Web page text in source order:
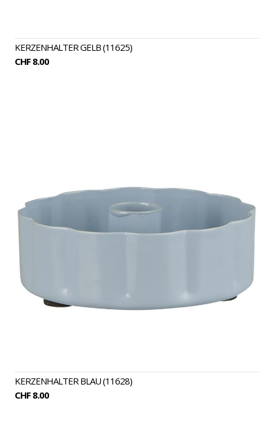
KERZENHALTER GELB (11625)
CHF 8.00
KERZENHALTER BLAU (11628)
CHF 8.00